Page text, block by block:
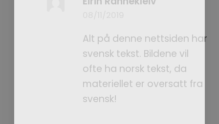
Alt på denne nettsiden har
svensk tekst. Bildene vil
ofte ha norsk tekst, da
materiellet er oversatt fra
svensk!